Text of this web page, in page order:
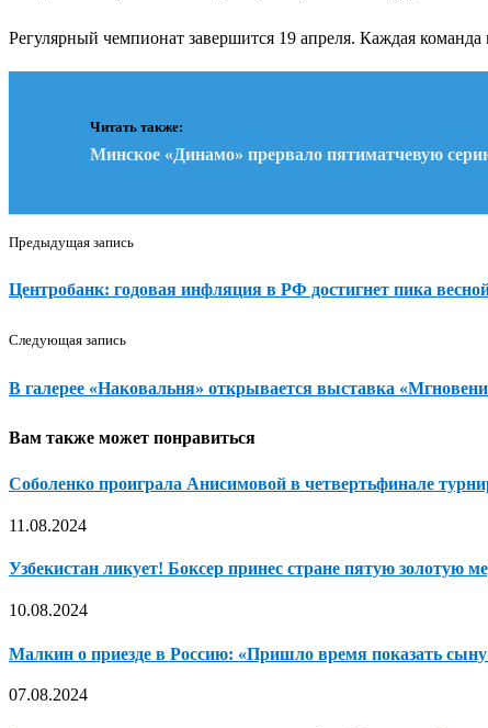
Регулярный чемпионат завершится 19 апреля. Каждая команда
Читать также:
Минское «Динамо» прервало пятиматчевую
Предыдущая запись
Центробанк: годовая инфляция в РФ достигнет пика
Следующая запись
В галерее «Наковальня» открывается выставка
Вам также может понравиться
Соболенко проиграла Анисимовой в четвертьфинале
11.08.2024
Узбекистан ликует! Боксер принес стране пятую золотую
10.08.2024
Малкин о приезде в Россию: «Пришло время показать
07.08.2024